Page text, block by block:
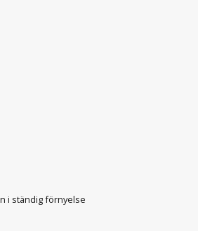
i ständig förnyelse